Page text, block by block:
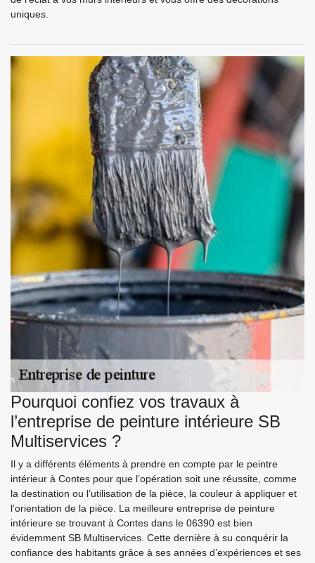
uniques.
Pourquoi confiez vos travaux à
l’entreprise de peinture intérieure SB
Multiservices ?
Il y a différents éléments à prendre en compte par le peintre
intérieur à Contes pour que l’opération soit une réussite, comme
la destination ou l’utilisation de la pièce, la couleur à appliquer et
l’orientation de la pièce. La meilleure entreprise de peinture
intérieure se trouvant à Contes dans le 06390 est bien
évidemment SB Multiservices. Cette dernière à su conquérir la
confiance des habitants grâce à ses années d’expériences et ses